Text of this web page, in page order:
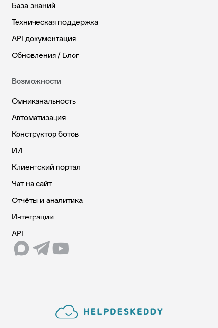
База знаний
Техническая поддержка
API документация
Обновления / Блог
Возможности
Омниканальность
Автоматизация
Конструктор ботов
ИИ
Клиентский портал
Чат на сайт
Отчёты и аналитика
Интеграции
API